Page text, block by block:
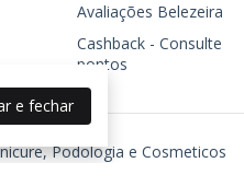
e fechar
Avaliações Belezeira
Cashback - Consulte
pontos
Podologia e Cosmeticos